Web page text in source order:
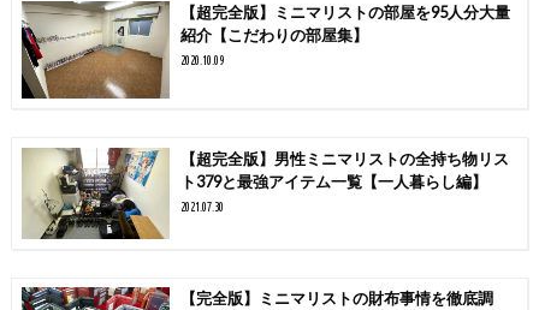
【超完全版】ミニマリストの部屋を95人分大量
紹介【こだわりの部屋集】
2020.10.09
【超完全版】男性ミニマリストの全持ち物リス
ト379と最強アイテム一覧【一人暮らし編】
2021.07.30
【完全版】ミニマリストの財布事情を徹底調